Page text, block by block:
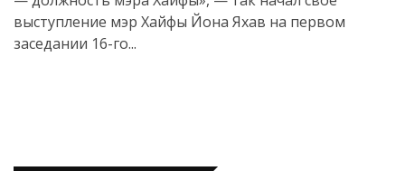
выступление мэр Хайфы Йона Яхав на первом
заседании 16-го...